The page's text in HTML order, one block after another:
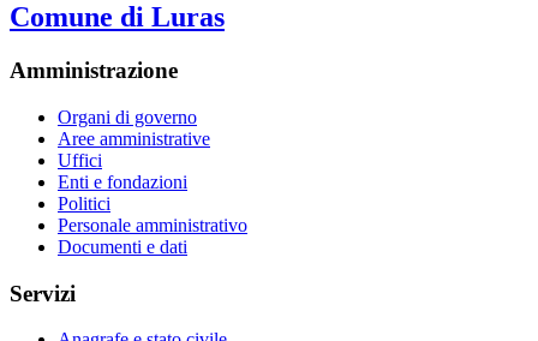
Comune di Luras
Amministrazione
Organi di governo
Aree amministrative
Uffici
Enti e fondazioni
Politici
Personale amministrativo
Documenti e dati
Servizi